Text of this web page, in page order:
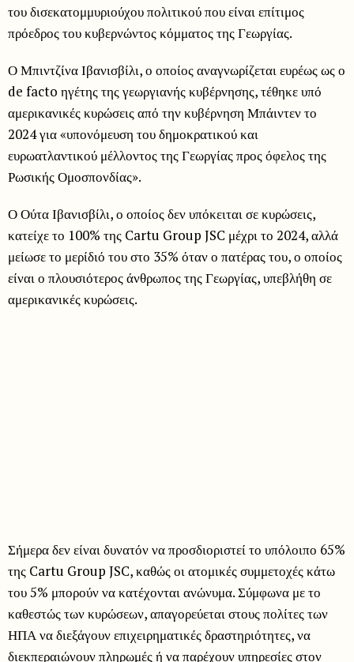
του δισεκατομμυριούχου πολιτικού που είναι επίτιμος
πρόεδρος του κυβερνώντος κόμματος της Γεωργίας.
Ο Μπιντζίνα Ιβανισβίλι, ο οποίος αναγνωρίζεται ευρέως ως ο
de facto ηγέτης της γεωργιανής κυβέρνησης, τέθηκε υπό
αμερικανικές κυρώσεις από την κυβέρνηση Μπάιντεν το
2024 για «υπονόμευση του δημοκρατικού και
ευρωατλαντικού μέλλοντος της Γεωργίας προς όφελος της
Ρωσικής Ομοσπονδίας».
Ο Ούτα Ιβανισβίλι, ο οποίος δεν υπόκειται σε κυρώσεις,
κατείχε το 100% της Cartu Group JSC μέχρι το 2024, αλλά
μείωσε το μερίδιό του στο 35% όταν ο πατέρας του, ο οποίος
είναι ο πλουσιότερος άνθρωπος της Γεωργίας, υπεβλήθη σε
αμερικανικές κυρώσεις.
Σήμερα δεν είναι δυνατόν να προσδιοριστεί το υπόλοιπο 65%
της Cartu Group JSC, καθώς οι ατομικές συμμετοχές κάτω
του 5% μπορούν να κατέχονται ανώνυμα. Σύμφωνα με το
καθεστώς των κυρώσεων, απαγορεύεται στους πολίτες των
ΗΠΑ να διεξάγουν επιχειρηματικές δραστηριότητες, να
διεκπεραιώνουν πληρωμές ή να παρέχουν υπηρεσίες στον